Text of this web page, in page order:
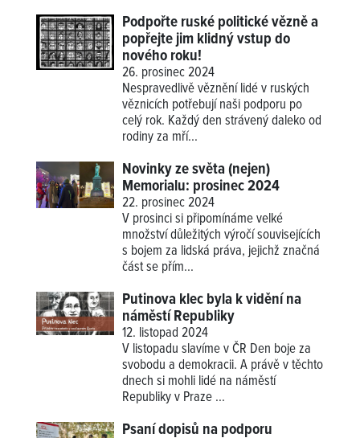
Podpořte ruské politické vězně a
popřejte jim klidný vstup do
nového roku!
26. prosinec 2024
Nespravedlivě věznění lidé v ruských
věznicích potřebují naši podporu po
celý rok. Každý den strávený daleko od
rodiny za mří...
Novinky ze světa (nejen)
Memorialu: prosinec 2024
22. prosinec 2024
V prosinci si připomínáme velké
množství důležitých výročí souvisejících
s bojem za lidská práva, jejichž značná
část se přím...
Putinova klec byla k vidění na
náměstí Republiky
12. listopad 2024
V listopadu slavíme v ČR Den boje za
svobodu a demokracii. A právě v těchto
dnech si mohli lidé na náměstí
Republiky v Praze ...
Psaní dopisů na podporu